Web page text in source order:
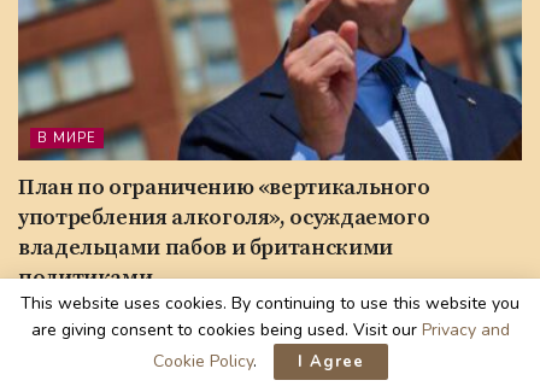
В МИРЕ
План по ограничению «вертикального
употребления алкоголя», осуждаемого
владельцами пабов и британскими
политиками.
4 ЧАСА AGO
This website uses cookies. By continuing to use this website you
are giving consent to cookies being used. Visit our Privacy and
Cookie Policy. I Agree